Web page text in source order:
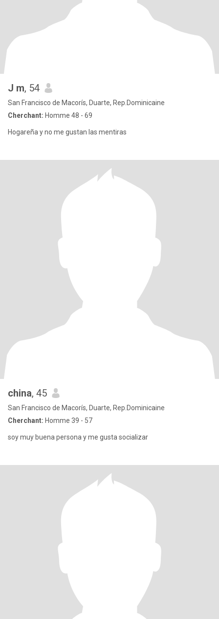
J m, 54
San Francisco de Macorís, Duarte, Rep.Dominicaine
Cherchant: Homme 48 - 69
Hogareña y no me gustan las mentiras
china, 45
San Francisco de Macorís, Duarte, Rep.Dominicaine
Cherchant: Homme 39 - 57
soy muy buena persona y me gusta socializar